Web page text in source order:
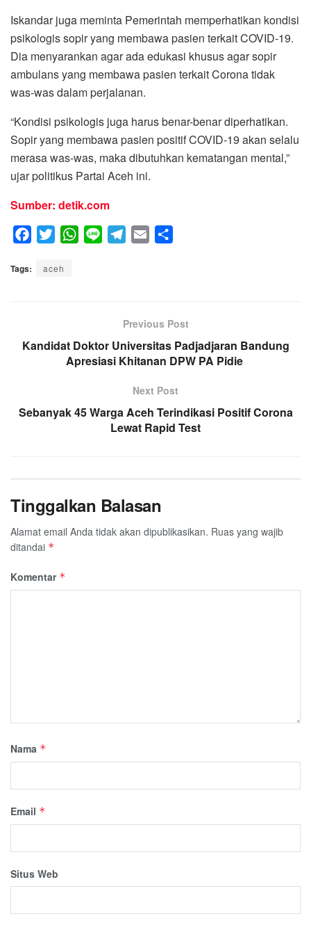
Iskandar juga meminta Pemerintah memperhatikan kondisi
psikologis sopir yang membawa pasien terkait COVID-19.
Dia menyarankan agar ada edukasi khusus agar sopir
ambulans yang membawa pasien terkait Corona tidak
was-was dalam perjalanan.
“Kondisi psikologis juga harus benar-benar diperhatikan.
Sopir yang membawa pasien positif COVID-19 akan selalu
merasa was-was, maka dibutuhkan kematangan mental,”
ujar politikus Partai Aceh ini.
Sumber: detik.com
o
i
r
W
p
p
r
a
m
Tags: aceh
Previous Post
Kandidat Doktor Universitas Padjadjaran Bandung
Apresiasi Khitanan DPW PA Pidie
Next Post
Sebanyak 45 Warga Aceh Terindikasi Positif Corona
Lewat Rapid Test
Tinggalkan Balasan
Alamat email Anda tidak akan dipublikasikan. Ruas yang wajib
ditandai *
Komentar *
Nama *
Email *
Situs Web